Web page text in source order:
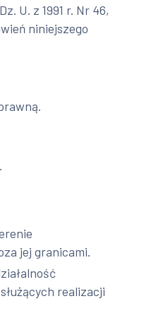
U. z 1991 r. Nr 46,
niniejszego
jej granicami.
realizacji